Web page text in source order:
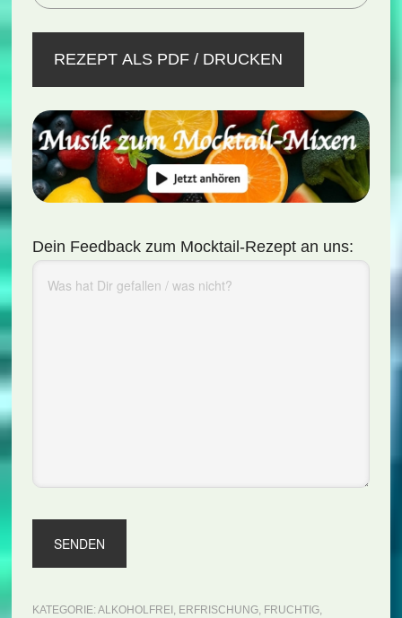
REZEPT ALS PDF / DRUCKEN
Dein Feedback zum Mocktail-Rezept an uns:
KATEGORIE: ALKOHOLFREI , ERFRISCHUNG, FRUCHTIG,